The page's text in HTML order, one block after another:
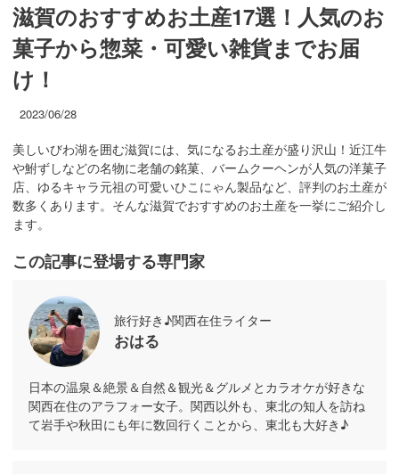
滋賀のおすすめお土産17選！人気のお
菓子から惣菜・可愛い雑貨までお届
け！
2023/06/28
美しいびわ湖を囲む滋賀には、気になるお土産が盛り沢山！近江牛
や鮒ずしなどの名物に老舗の銘菓、バームクーヘンが人気の洋菓子
店、ゆるキャラ元祖の可愛いひこにゃん製品など、評判のお土産が
数多くあります。そんな滋賀でおすすめのお土産を一挙にご紹介し
ます。
この記事に登場する専門家
旅行好き♪関西在住ライター
おはる
日本の温泉＆絶景＆自然＆観光＆グルメとカラオケが好きな
関西在住のアラフォー女子。関西以外も、東北の知人を訪ね
て岩手や秋田にも年に数回行くことから、東北も大好き♪